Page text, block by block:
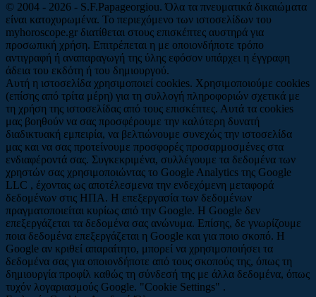
© 2004 - 2026 - S.F.Papageorgiou. Όλα τα πνευματικά δικαιώματα
είναι κατοχυρωμένα. Το περιεχόμενο των ιστοσελίδων του
myhoroscope.gr διατίθεται στους επισκέπτες αυστηρά για
προσωπική χρήση. Επιτρέπεται η με οποιονδήποτε τρόπο
αντιγραφή ή αναπαραγωγή της ύλης εφόσον υπάρχει η έγγραφη
άδεια του εκδότη ή του δημιουργού.
Αυτή η ιστοσελίδα χρησιμοποιεί cookies. Χρησιμοποιούμε cookies
(επίσης από τρίτα μέρη) για τη συλλογή πληροφοριών σχετικά με
τη χρήση της ιστοσελίδας από τους επισκέπτες. Αυτά τα cookies
μας βοηθούν να σας προσφέρουμε την καλύτερη δυνατή
διαδικτυακή εμπειρία, να βελτιώνουμε συνεχώς την ιστοσελίδα
μας και να σας προτείνουμε προσφορές προσαρμοσμένες στα
ενδιαφέροντά σας. Συγκεκριμένα, συλλέγουμε τα δεδομένα των
χρηστών σας χρησιμοποιώντας το Google Analytics της Google
LLC , έχοντας ως αποτέλεσμενα την ενδεχόμενη μεταφορά
δεδομένων στις ΗΠΑ. Η επεξεργασία των δεδομένων
πραγματοποιείται κυρίως από την Google. Η Google δεν
επεξεργάζεται τα δεδομένα σας ανώνυμα. Επίσης, δε γνωρίζουμε
ποια δεδομένα επεξεργάζεται η Google και για ποιο σκοπό. Η
Google αν κριθεί απαραίτητο, μπορεί να χρησιμοποιήσει τα
δεδομένα σας για οποιονδήποτε από τους σκοπούς της, όπως τη
δημιουργία προφίλ καθώς τη σύνδεσή της με άλλα δεδομένα, όπως
τυχόν λογαριασμούς Google. "Cookie Settings" .